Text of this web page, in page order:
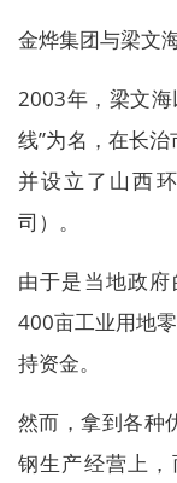
金烨集团与梁文
2003年，梁文
线”为名，在长
并设立了山西
司）。
由于是当地政
400亩工业用地
持资金。
然而，拿到各种
钢生产经营上